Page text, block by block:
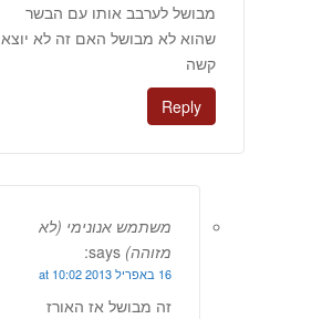
מבושל לערבב אותו עם הבשר
שהוא לא מבושל האם זה לא יוצא
קשה
Reply
משתמש אנונימי (לא
מזוהה) says:
16 באפריל 2013 at 10:02
זה מבושל אז האורז